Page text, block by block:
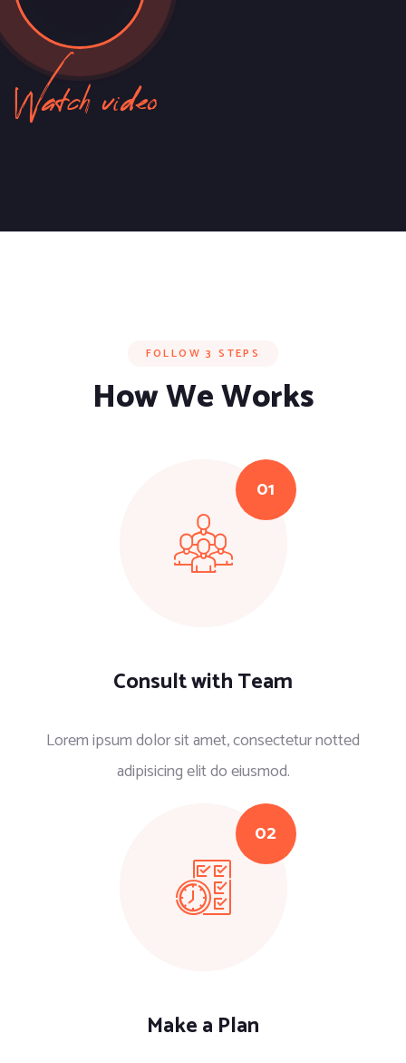
Watch video
FOLLOW 3 STEPS
How We Works
Consult with Team
Lorem ipsum dolor sit amet, consectetur notted
adipisicing elit do eiusmod.
Make a Plan